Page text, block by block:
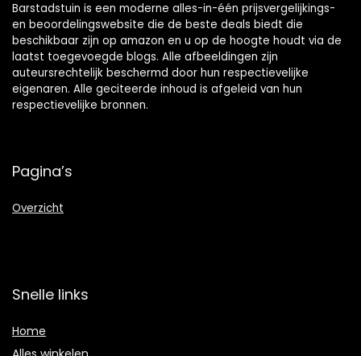
Barstadstuin is een moderne alles-in-één prijsvergelijkings-
en beoordelingswebsite die de beste deals biedt die
beschikbaar zijn op amazon en u op de hoogte houdt via de
laatst toegevoegde blogs. Alle afbeeldingen zijn
auteursrechtelijk beschermd door hun respectievelijke
eigenaren. Alle geciteerde inhoud is afgeleid van hun
respectievelijke bronnen.
Pagina’s
Overzicht
Snelle links
Home